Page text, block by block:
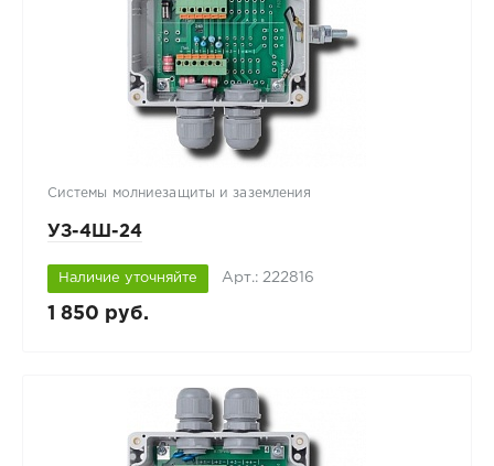
Системы молниезащиты и заземления
УЗ-4Ш-24
Наличие уточняйте Арт.: 222816
1 850 руб.